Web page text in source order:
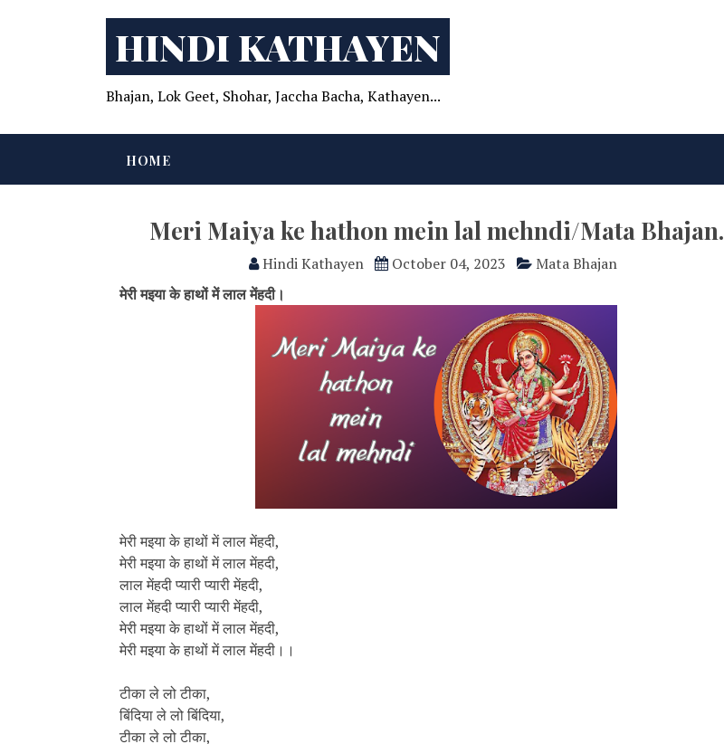
HINDI KATHAYEN
Bhajan, Lok Geet, Shohar, Jaccha Bacha, Kathayen...
HOME
Meri Maiya ke hathon mein lal mehndi/Mata Bhajan.
Hindi Kathayen October 04, 2023
Mata Bhajan
मेरी मइया के हाथों में लाल मेंहदी।
मेरी मइया के हाथों में लाल मेंहदी,
मेरी मइया के हाथों में लाल मेंहदी,
लाल मेंहदी प्यारी प्यारी मेंहदी,
लाल मेंहदी प्यारी प्यारी मेंहदी,
मेरी मइया के हाथों में लाल मेंहदी,
मेरी मइया के हाथों में लाल मेंहदी।।
टीका ले लो टीका,
बिंदिया ले लो बिंदिया,
टीका ले लो टीका,